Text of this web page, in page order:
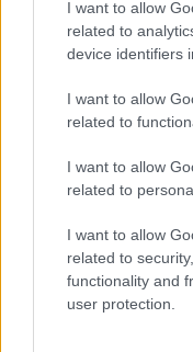
I want to allow
related to
device identifiers
I want to allow
related to
I want to allow
related to
I want to allow
related to
functionality and
user protection.
Μεσημεριανό...
Μεσημεριανό
08/08/2026